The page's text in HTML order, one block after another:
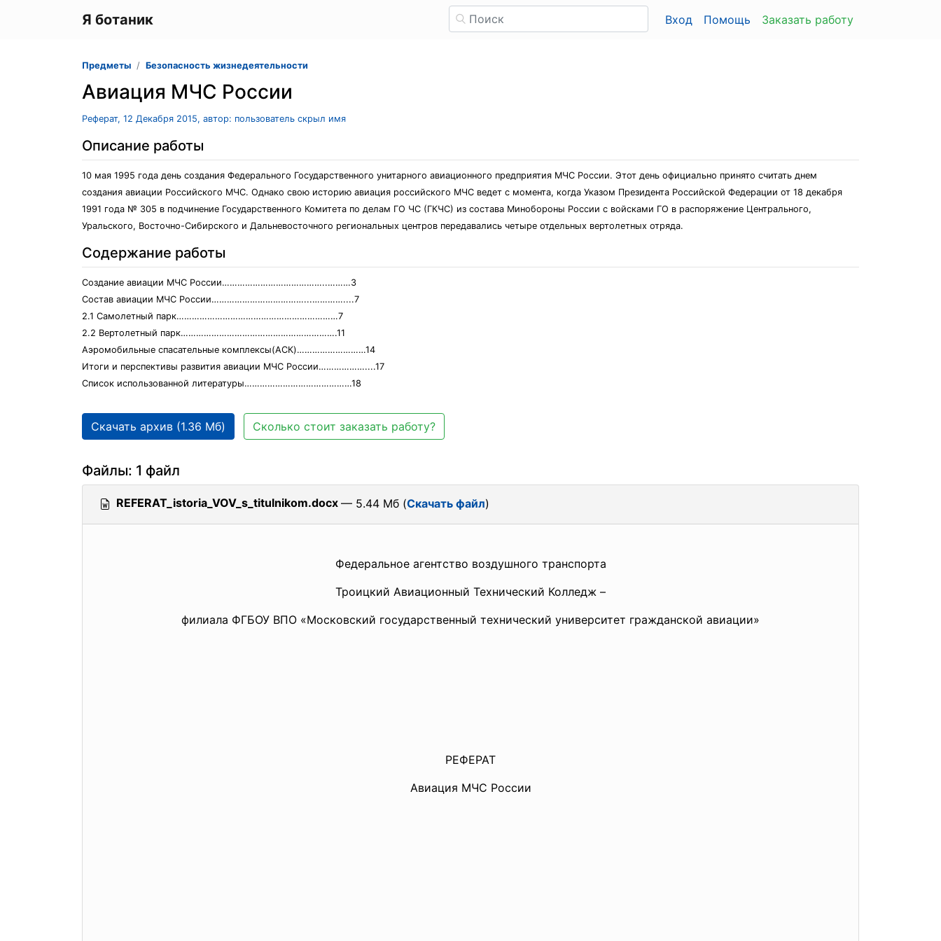
Я ботаник Вход Помощь Заказать работу
Предметы Безопасность жизнедеятельности
Авиация МЧС России
Реферат, 12 Декабря 2015, автор: пользователь скрыл имя
Описание работы
10 мая 1995 года день создания Федерального Государственного унитарного авиационного предприятия МЧС России. Этот день официально принято считать днем
создания авиации Российского МЧС. Однако свою историю авиация российского МЧС ведет с момента, когда Указом Президента Российской Федерации от 18 декабря
1991 года № 305 в подчинение Государственного Комитета по делам ГО ЧС (ГКЧС) из состава Минобороны России с войсками ГО в распоряжение Центрального,
Уральского, Восточно-Сибирского и Дальневосточного региональных центров передавались четыре отдельных вертолетных отряда.
Содержание работы
Создание авиации МЧС России…………………………………..………3
Состав авиации МЧС России………………………………...…………....7
2.1 Самолетный парк………………………………………………………7
2.2 Вертолетный парк…………………………………………………….11
Аэромобильные спасательные комплексы(АСК)………………………14
Итоги и перспективы развития авиации МЧС России………………....17
Список использованной литературы……………………………………18
Скачать архив (1.36 Мб) Сколько стоит заказать работу?
Файлы: 1 файл
REFERAT_istoria_VOV_s_titulnikom.docx — 5.44 Мб (Скачать файл)
Федеральное агентство воздушного транспорта
Троицкий Авиационный Технический Колледж –
филиала ФГБОУ ВПО «Московский государственный технический университет гражданской авиации»
РЕФЕРАТ
Авиация МЧС России